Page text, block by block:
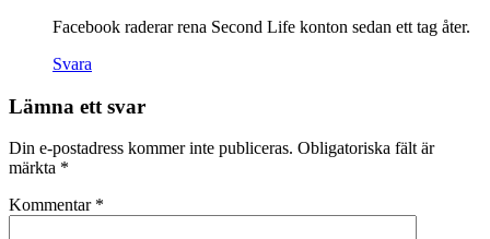
Facebook raderar rena Second Life konton sedan ett tag åter.
Svara
Lämna ett svar
Din e-postadress kommer inte publiceras. Obligatoriska fält är
märkta *
Kommentar *